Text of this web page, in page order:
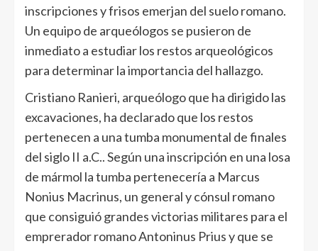
inscripciones y frisos emerjan del suelo romano.
Un equipo de arqueólogos se pusieron de
inmediato a estudiar los restos arqueológicos
para determinar la importancia del hallazgo.
Cristiano Ranieri, arqueólogo que ha dirigido las
excavaciones, ha declarado que los restos
pertenecen a una tumba monumental de finales
del siglo II a.C.. Según una inscripción en una losa
de mármol la tumba pertenecería a Marcus
Nonius Macrinus, un general y cónsul romano
que consiguió grandes victorias militares para el
emprerador romano Antoninus Prius y que se